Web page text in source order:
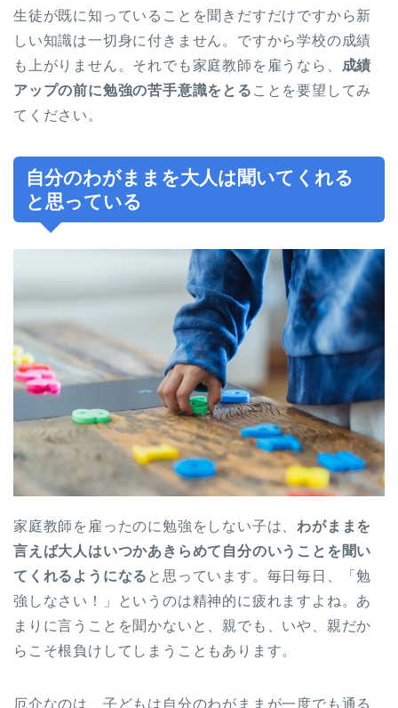
生徒が既に知っていることを聞きだすだけですから新
しい知識は一切身に付きません。ですから学校の成績
も上がりません。それでも家庭教師を雇うなら、 成績
アップの前に勉強の苦手意識をとる ことを要望してみ
てください。
自分のわがままを大人は聞いてくれる
と思っている
家庭教師を雇ったのに勉強をしない子は、 わがままを
言えば大人はいつかあきらめて自分のいうことを聞い
てくれるようになる と思っています。毎日毎日、「勉
強しなさい！」というのは精神的に疲れますよね。あ
まりに言うことを聞かないと、親でも、いや、親だか
らこそ根負けしてしまうこともあります。
厄介なのは、子どもは自分のわがままが一度でも通る